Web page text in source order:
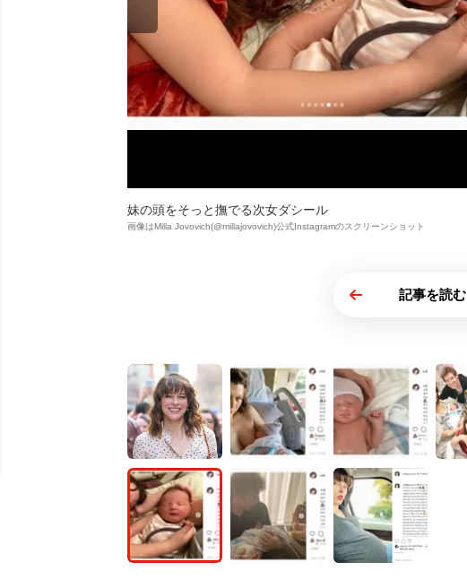
妹の頭をそっと撫でる次女ダシール
画像はMilla Jovovich(@millajovovich)公式Instagramのスクリーンショット
記事を読む